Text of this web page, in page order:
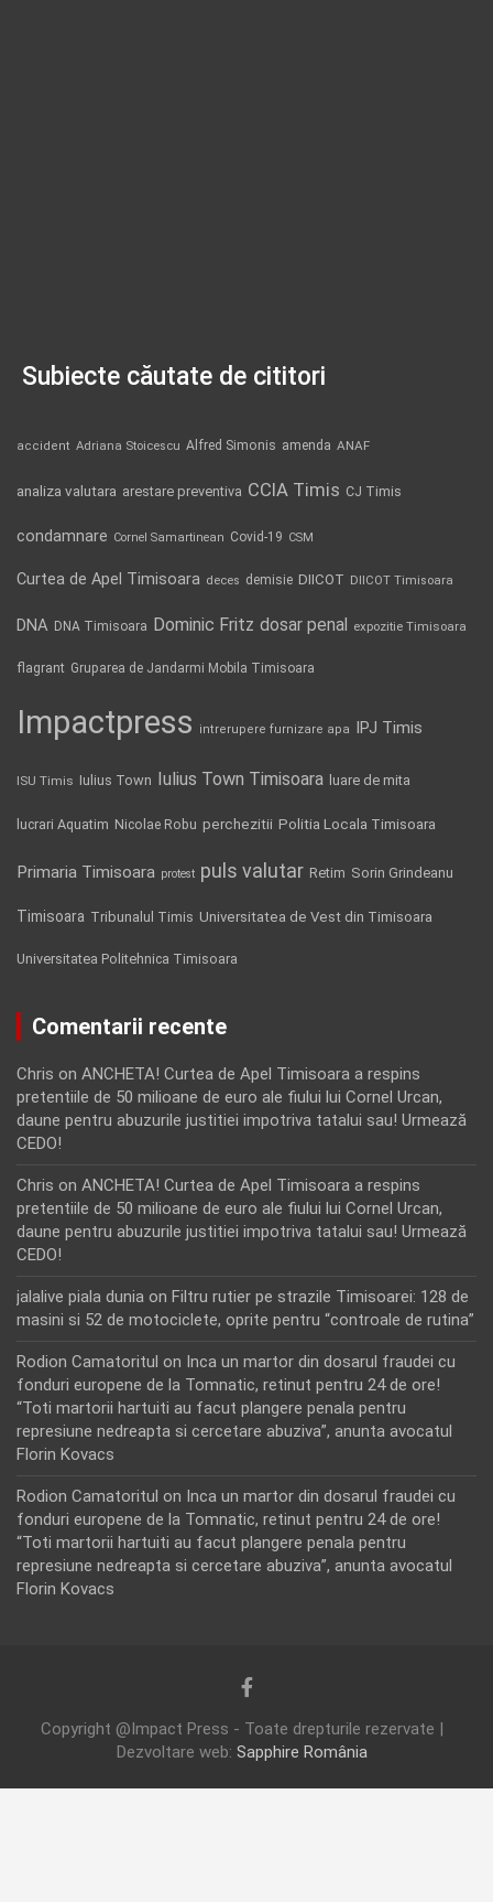
Subiecte căutate de cititori
accident Adriana Stoicescu Alfred Simonis amenda ANAF
analiza valutara arestare preventiva CCIA Timis CJ Timis
condamnare Cornel Samartinean Covid-19 CSM
Curtea de Apel Timisoara deces demisie DIICOT DIICOT Timisoara
DNA DNA Timisoara Dominic Fritz dosar penal expozitie Timisoara
flagrant Gruparea de Jandarmi Mobila Timisoara
Impactpress intrerupere furnizare apa IPJ Timis
ISU Timis Iulius Town Iulius Town Timisoara luare de mita
lucrari Aquatim Nicolae Robu perchezitii Politia Locala Timisoara
Primaria Timisoara protest puls valutar Retim Sorin Grindeanu
Timisoara Tribunalul Timis Universitatea de Vest din Timisoara
Universitatea Politehnica Timisoara
Comentarii recente
Chris on ANCHETA! Curtea de Apel Timisoara a respins
pretentiile de 50 milioane de euro ale fiului lui Cornel Urcan,
daune pentru abuzurile justitiei impotriva tatalui sau! Urmează
CEDO!
Chris on ANCHETA! Curtea de Apel Timisoara a respins
pretentiile de 50 milioane de euro ale fiului lui Cornel Urcan,
daune pentru abuzurile justitiei impotriva tatalui sau! Urmează
CEDO!
jalalive piala dunia on Filtru rutier pe strazile Timisoarei: 128 de
masini si 52 de motociclete, oprite pentru “controale de rutina”
Rodion Camatoritul on Inca un martor din dosarul fraudei cu
fonduri europene de la Tomnatic, retinut pentru 24 de ore!
“Toti martorii hartuiti au facut plangere penala pentru
represiune nedreapta si cercetare abuziva”, anunta avocatul
Florin Kovacs
Rodion Camatoritul on Inca un martor din dosarul fraudei cu
fonduri europene de la Tomnatic, retinut pentru 24 de ore!
“Toti martorii hartuiti au facut plangere penala pentru
represiune nedreapta si cercetare abuziva”, anunta avocatul
Florin Kovacs
Copyright @Impact Press - Toate drepturile rezervate |
Dezvoltare web: Sapphire România